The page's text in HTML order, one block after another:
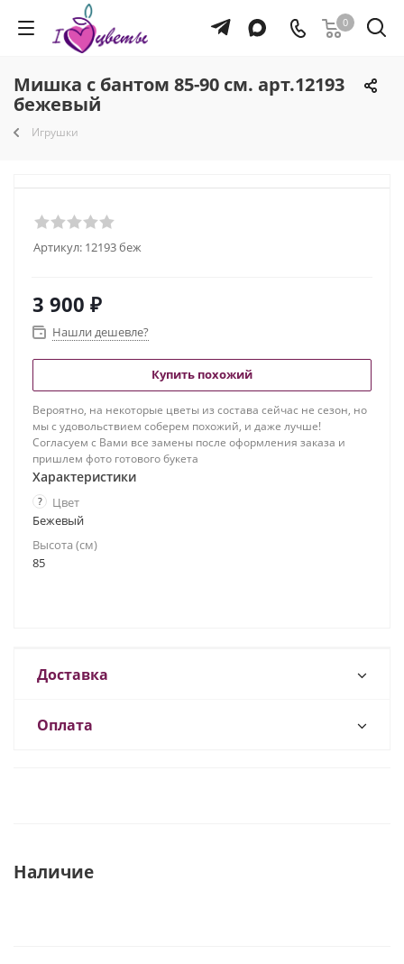
0
Мишка с бантом 85-90 см. арт.12193
бежевый
Игрушки
Артикул: 12193 беж
3 900 ₽
Нашли дешевле?
Купить похожий
Вероятно, на некоторые цветы из состава сейчас не сезон, но
мы с удовольствием соберем похожий, и даже лучше!
Согласуем с Вами все замены после оформления заказа и
пришлем фото готового букета
Характеристики
?
Цвет
Бежевый
Высота (см)
85
Доставка
Оплата
Наличие